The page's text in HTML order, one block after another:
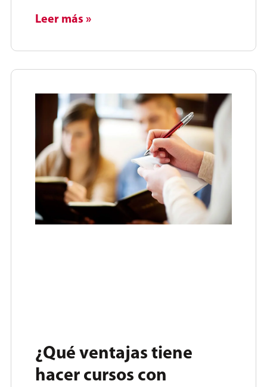
Leer más »
¿Qué ventajas tiene
hacer cursos con